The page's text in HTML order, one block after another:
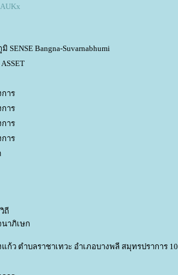
Bangna-Suvarnabhumi
าร
าร
าร
าร
ถี
าภิเษก
ก้ว ตำบลราชาเทวะ อำเภอบางพลี สมุทรปราการ